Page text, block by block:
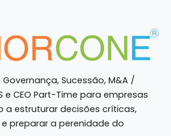
Sucessão, M&A /
e CEO Part-Time para empresas
a estruturar decisões críticas,
preparar a perenidade do